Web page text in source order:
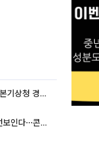
태풍 '돌핀' 오키나와 접근…일본기상청 경로 업데이트
빅뱅, 20주년 기념 '새 뱅봉' 선보인다⋯콘서트 앞두고 팝업 개최